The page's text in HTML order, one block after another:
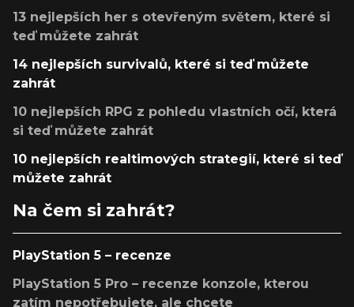
13 nejlepších her s otevřeným světem, které si
teď můžete zahrát
14 nejlepších survivalů, které si teď můžete
zahrát
10 nejlepších RPG z pohledu vlastních očí, která
si teď můžete zahrát
10 nejlepších realtimových strategií, které si teď
můžete zahrát
Na čem si zahrát?
PlayStation 5 – recenze
PlayStation 5 Pro – recenze konzole, kterou
zatím nepotřebujete, ale chcete